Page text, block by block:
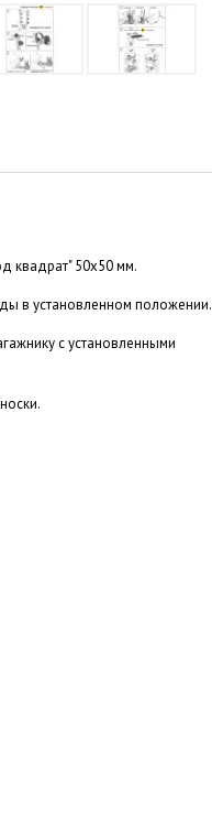
квадрат" 50х50 мм.
в установленном положении.
с установленными